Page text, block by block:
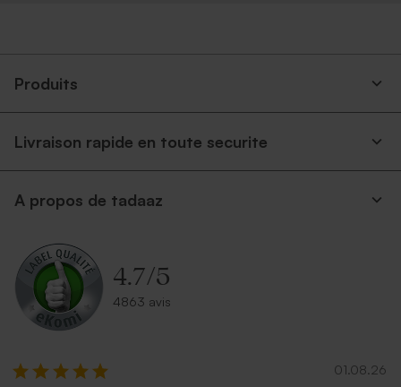
Produits
Livraison rapide en toute securite
A propos de tadaaz
4.7/5
4863 avis
01.08.26